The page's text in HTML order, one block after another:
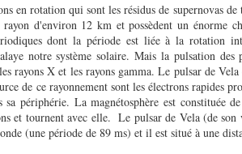
en rotation qui sont les résidus de supernovas
d'environ 12 km et possèdent un énorme
dont la période est liée à la rotation
notre système solaire. Mais la pulsation des
rayons X et les rayons gamma. Le pulsar de
de ce rayonnement sont les électrons rapides
périphérie. La magnétosphère est constituée
et tournent avec elle. Le pulsar de Vela (de
(une période de 89 ms) et il est situé à une